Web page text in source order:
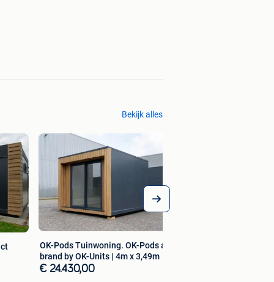
Bekijk alles
OK-Pods Tuinwoning. OK-Pods a
brand by OK-Units | 4m x 3,49m
€ 24.430,00